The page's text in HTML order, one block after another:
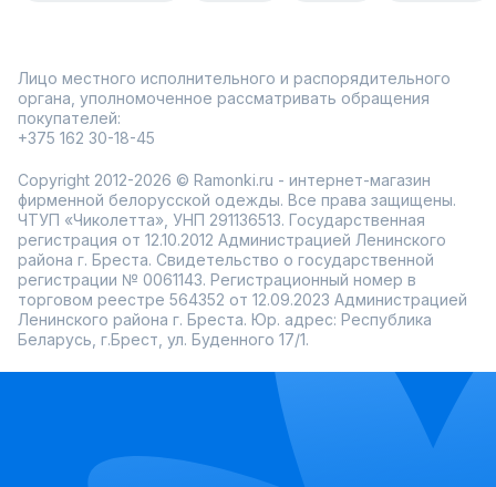
Лицо местного исполнительного и распорядительного
органа, уполномоченное рассматривать обращения
покупателей:
+375 162 30-18-45
Copyright 2012-2026 © Ramonki.ru - интернет-магазин
фирменной белорусской одежды. Все права защищены.
ЧТУП «Чиколетта», УНП 291136513. Государственная
регистрация от 12.10.2012 Администрацией Ленинского
района г. Бреста. Свидетельство о государственной
регистрации № 0061143. Регистрационный номер в
торговом реестре 564352 от 12.09.2023 Администрацией
Ленинского района г. Бреста. Юр. адрес: Республика
Беларусь, г.Брест, ул. Буденного 17/1.